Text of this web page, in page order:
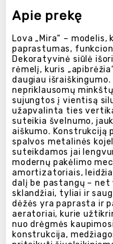
Apie prekę
Lova „Mira“ –
paprastumas,
Dekoratyvinė siūlė
rėmelį, kuris
daugiau
nepriklausomų
sujungtos į vientisą
užapvalinta ties
suteikia švelnumo,
aiškumo. Konstrukciją
spalvos metalinės
suteikdamos jai
modernų pakėlimo
amortizatoriais,
dalį be pastangų – net
sklandžiai, tyliai ir
dėžės yra paprasta ir
aeratoriai, kurie
nuo drėgmės
konstrukcija,